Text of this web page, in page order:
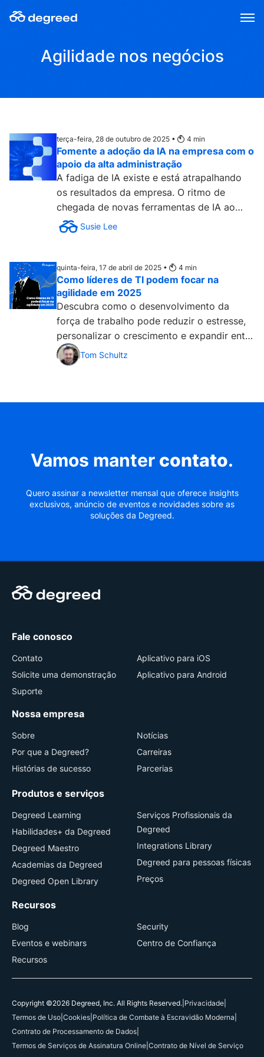
Agilidade nos negócios
terça-feira, 28 de outubro de 2025 • 4 min
Fomente a adoção da IA na empresa com o
apoio da alta administração
A fadiga de IA existe e está atrapalhando
os resultados da empresa. O ritmo de
chegada de novas ferramentas de IA ao
mercado é tão acelerado...
Susie Lee
quinta-feira, 17 de abril de 2025 • 4 min
Como líderes de TI podem focar na
agilidade em 2025
Descubra como o desenvolvimento da
força de trabalho pode reduzir o estresse,
personalizar o crescimento e expandir entre
regiões e funções....
Tom Schultz
Vamos manter contato.
Quero assinar a newsletter mensal que oferece insights
exclusivos, anúncio de eventos e novidades sobre as
soluções da Degreed.
Fale conosco
Contato
Solicite uma demonstração
Suporte
Aplicativo para iOS
Aplicativo para Android
Nossa empresa
Sobre
Por que a Degreed?
Histórias de sucesso
Notícias
Carreiras
Parcerias
Produtos e serviços
Degreed Learning
Habilidades+ da Degreed
Degreed Maestro
Academias da Degreed
Degreed Open Library
Serviços Profissionais da
Degreed
Integrations Library
Degreed para pessoas físicas
Preços
Recursos
Blog
Eventos e webinars
Recursos
Security
Centro de Confiança
Copyright ©2026 Degreed, Inc. All Rights Reserved. Privacidade
Termos de Uso Cookies Política de Combate à Escravidão Moderna
Contrato de Processamento de Dados
Termos de Serviços de Assinatura Online Contrato de Nível de Serviço